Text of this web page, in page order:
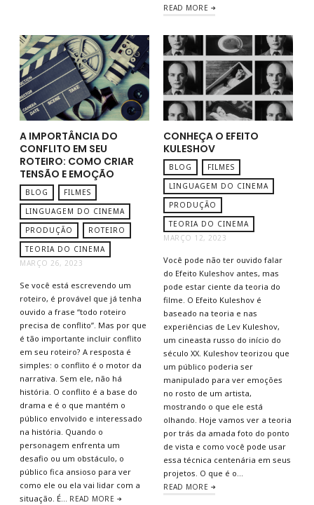
READ MORE
A IMPORTÂNCIA DO
CONFLITO EM SEU
ROTEIRO: COMO CRIAR
TENSÃO E EMOÇÃO
BLOG
FILMES
LINGUAGEM DO CINEMA
PRODUÇÃO
ROTEIRO
TEORIA DO CINEMA
MARÇO 26, 2023
Se você está escrevendo um
roteiro, é provável que já tenha
ouvido a frase “todo roteiro
precisa de conflito”. Mas por que
é tão importante incluir conflito
em seu roteiro? A resposta é
simples: o conflito é o motor da
narrativa. Sem ele, não há
história. O conflito é a base do
drama e é o que mantém o
público envolvido e interessado
na história. Quando o
personagem enfrenta um
desafio ou um obstáculo, o
público fica ansioso para ver
como ele ou ela vai lidar com a
situação. É… READ MORE
CONHEÇA O EFEITO
KULESHOV
BLOG
FILMES
LINGUAGEM DO CINEMA
PRODUÇÃO
TEORIA DO CINEMA
MARÇO 12, 2023
Você pode não ter ouvido falar
do Efeito Kuleshov antes, mas
pode estar ciente da teoria do
filme. O Efeito Kuleshov é
baseado na teoria e nas
experiências de Lev Kuleshov,
um cineasta russo do início do
século XX. Kuleshov teorizou que
um público poderia ser
manipulado para ver emoções
no rosto de um artista,
mostrando o que ele está
olhando. Hoje vamos ver a teoria
por trás da amada foto do ponto
de vista e como você pode usar
essa técnica centenária em seus
projetos. O que é o…
READ MORE